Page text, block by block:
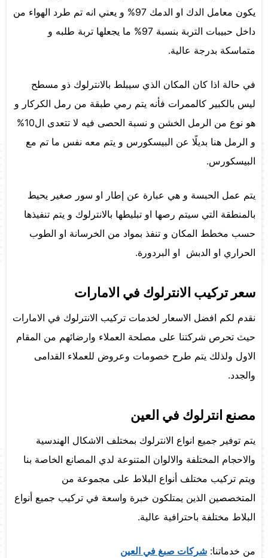
يكون معامل الدك او الدمك 97% و يعني انه تم طرد الهواء من
داخل حبيبات التربة بنسبة 97% ما يجعلها تربة طلبه و
متماسكة بدرجة عالية.
في حالة اذا كان المكان الذي سيبلط بالانترلوك ذو مسطح
ليس بالكبير كالممرات فأنه يتم رمي طبقة من رمل الكركار و
هو نوع من الرمل الخشن و نسبة الحصى فيه لا تتعدى ال10%
و الرمل هنا بديلًا عن البيسكورس و يتم معه نفس ما تم مع
البيسكورس.
يتم عمل الحبسة و هي عبارة عن إطار او سور صغير يحيط
بالمنطقة التي سيتم رصها او تبليطها بالانترلوك و يتم تنفيذها
حسب مخطط المكان و تنفذ بمواد من الخرسانة او الطوب
الحراري او الدبش او البردورة.
سعر تركيب الانترلوك في الامارات
نقدم لكم افضل الاسعار لخدمات تركيب الانترلوك في الامارات
حيث تحرص شركتنا على مصلحة العملاء وارضائهم من المقام
الاول ولذلك يتم طرح خصومات وعروض للعملاء القدامى
والجدد.
مصنع انترلوك في العين
يتم توفير جميع انواع الانترلوك بمختلف الاشكال الهندسية
والاحجام المختلفة والالوان المتنوعة لدي المصانع الخاصة بنا
ويتم تركيب مختلف أنواع البلاط على مجموعة من
المتخصصين الذين يمتلكون خبرة واسعة في تركيب جميع أنواع
البلاط مختلفة باحترافية عالية.
من خدماتنا: شركات صبغ في العين